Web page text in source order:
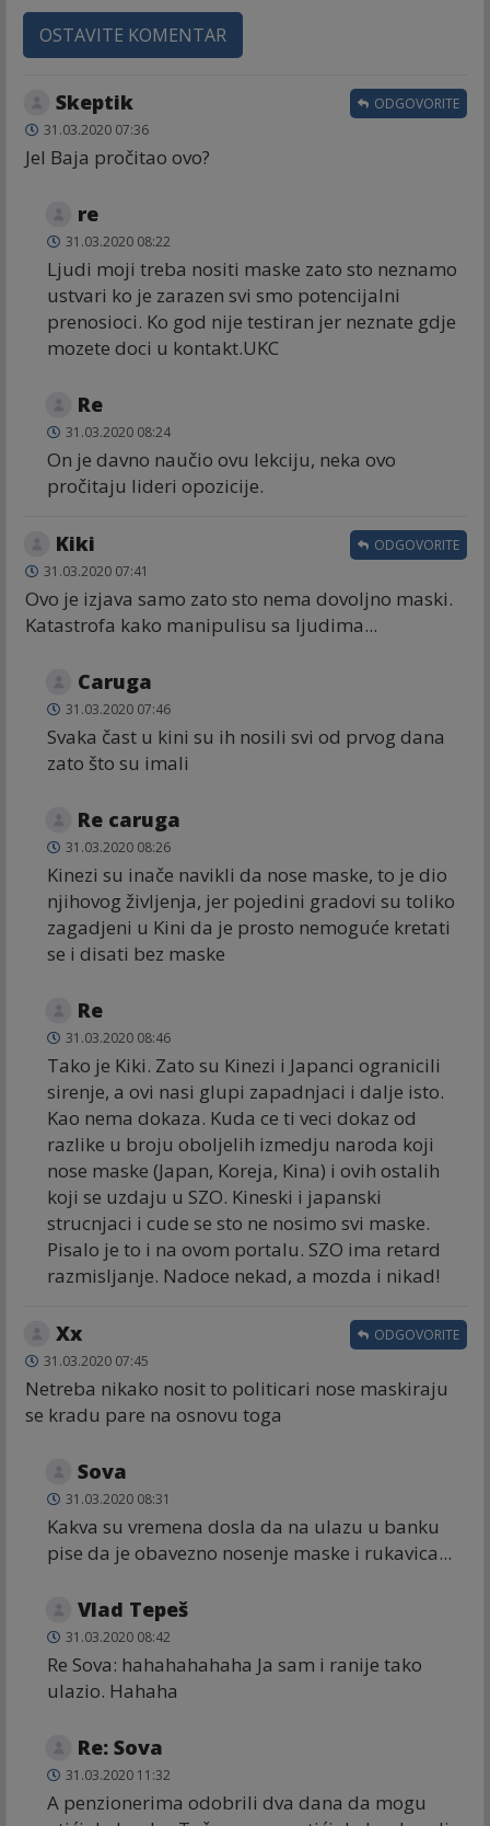
OSTAVITE KOMENTAR
Skeptik
31.03.2020 07:36
Jel Baja pročitao ovo?
ODGOVORITE
re
31.03.2020 08:22
Ljudi moji treba nositi maske zato sto neznamo
ustvari ko je zarazen svi smo potencijalni
prenosioci. Ko god nije testiran jer neznate gdje
mozete doci u kontakt.UKC
Re
31.03.2020 08:24
On je davno naučio ovu lekciju, neka ovo
pročitaju lideri opozicije.
Kiki
31.03.2020 07:41
Ovo je izjava samo zato sto nema dovoljno maski.
Katastrofa kako manipulisu sa ljudima...
ODGOVORITE
Caruga
31.03.2020 07:46
Svaka čast u kini su ih nosili svi od prvog dana
zato što su imali
Re caruga
31.03.2020 08:26
Kinezi su inače navikli da nose maske, to je dio
njihovog življenja, jer pojedini gradovi su toliko
zagadjeni u Kini da je prosto nemoguće kretati
se i disati bez maske
Re
31.03.2020 08:46
Tako je Kiki. Zato su Kinezi i Japanci ogranicili
sirenje, a ovi nasi glupi zapadnjaci i dalje isto.
Kao nema dokaza. Kuda ce ti veci dokaz od
razlike u broju oboljelih izmedju naroda koji
nose maske (Japan, Koreja, Kina) i ovih ostalih
koji se uzdaju u SZO. Kineski i japanski
strucnjaci i cude se sto ne nosimo svi maske.
Pisalo je to i na ovom portalu. SZO ima retard
razmisljanje. Nadoce nekad, a mozda i nikad!
Xx
31.03.2020 07:45
Netreba nikako nosit to politicari nose maskiraju
se kradu pare na osnovu toga
ODGOVORITE
Sova
31.03.2020 08:31
Kakva su vremena dosla da na ulazu u banku
pise da je obavezno nosenje maske i rukavica...
Vlad Tepeš
31.03.2020 08:42
Re Sova: hahahahahaha Ja sam i ranije tako
ulazio. Hahaha
Re: Sova
31.03.2020 11:32
A penzionerima odobrili dva dana da mogu